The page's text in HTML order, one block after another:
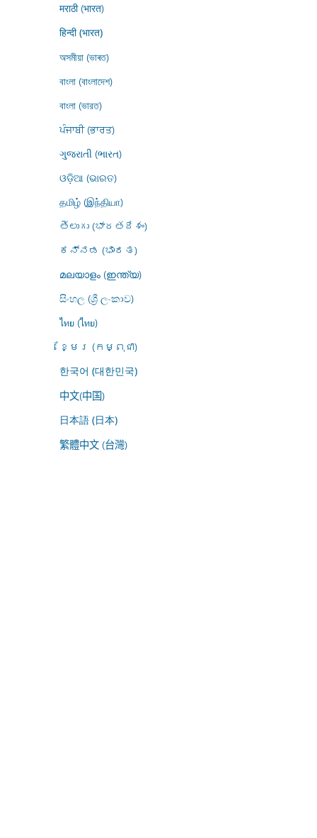
मराठी (भारत)
हिन्दी (भारत)
অসমীয়া (ভাৰত)
বাংলা (বাংলাদেশ)
বাংলা (ভারত)
ਪੰਜਾਬੀ (ਭਾਰਤ)
ગુજરાતી (ભારત)
ଓଡ଼ିଆ (ଭାରତ)
தமிழ் (இந்தியா)
తెలుగు (భారతదేశం)
ಕನ್ನಡ (ಭಾರತ)
മലയാളം (ഇന്ത്യ)
සිංහල (ශ්‍රී ලංකාව)
ไทย (ไทย)
ខ្មែរ (កម្ពុជា)
한국어 (대한민국)
中文(中国)
日本語 (日本)
繁體中文 (台灣)